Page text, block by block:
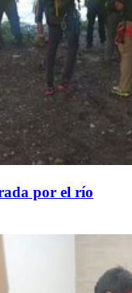
por el río